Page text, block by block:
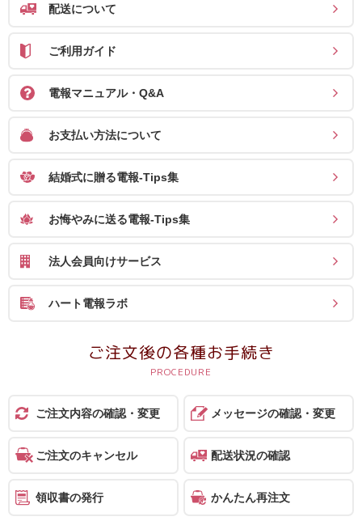
配送について
ご利用ガイド
電報マニュアル・Q&A
お支払い方法について
結婚式に贈る電報-Tips集
お悔やみに送る電報-Tips集
法人会員向けサービス
ハート電報ラボ
ご注文後の各種お手続き
ご注文内容の確認・変更 メッセージの確認・変更
ご注文のキャンセル 配送状況の確認
領収書の発行 かんたん再注文